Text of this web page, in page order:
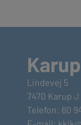
Lindevej 5
7470 Karup J
Telefon: 60